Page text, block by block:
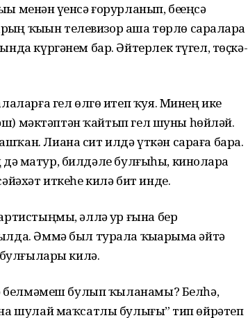
менән үҙенсә ғорурланып, беҙҙеңсә
ҡыҙын телевизор аша төрлө сараларҙа
күргәнем бар. Әйтерлек түгел, төҫкә-
гел өлгө итеп ҡуя. Минең ике
мәктәптән ҡайтып гел шуны һөйләй.
Лиана сит илдә үткән сараға бара.
матур, билдәле булғыһы, киноларҙа
иткеһе килә бит инде.
әллә ҙур ғына бер
Әммә был турала ҡыҙҙарыма әйтә
килә.
белмәмеш булып ҡыланамы? Белһә,
шулай маҡсатлы булығыҙ” тип өйрәтеп